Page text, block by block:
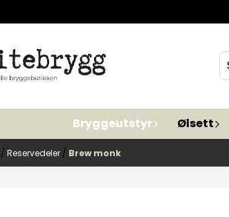
Bryggeutstyr Ølsett
/ Reservedeler / Brew monk